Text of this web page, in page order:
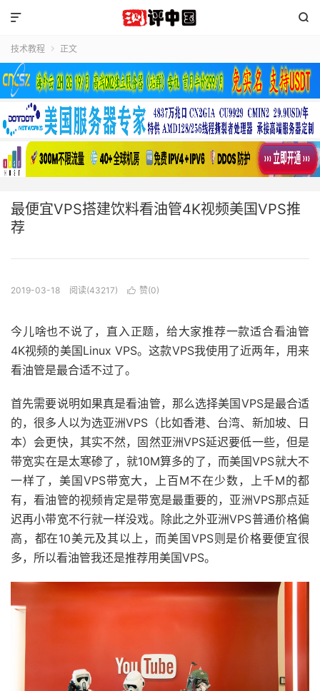


技术教程  正文
最便宜VPS搭建饮料看油管4K视频美国VPS推
荐
2019-03-18 阅读(43217)  赞(0)
今儿啥也不说了，直入正题，给大家推荐一款适合看油管
4K视频的美国Linux VPS。这款VPS我使用了近两年，用来
看油管是最合适不过了。
首先需要说明如果真是看油管，那么选择美国VPS是最合适
的，很多人以为选亚洲VPS（比如香港、台湾、新加坡、日
本）会更快，其实不然，固然亚洲VPS延迟要低一些，但是
带宽实在是太寒碜了，就10M算多的了，而美国VPS就大不
一样了，美国VPS带宽大，上百M不在少数，上千M的都
有，看油管的视频肯定是带宽是最重要的，亚洲VPS那点延
迟再小带宽不行就一样没戏。除此之外亚洲VPS普通价格偏
高，都在10美元及其以上，而美国VPS则是价格要便宜很
多，所以看油管我还是推荐用美国VPS。